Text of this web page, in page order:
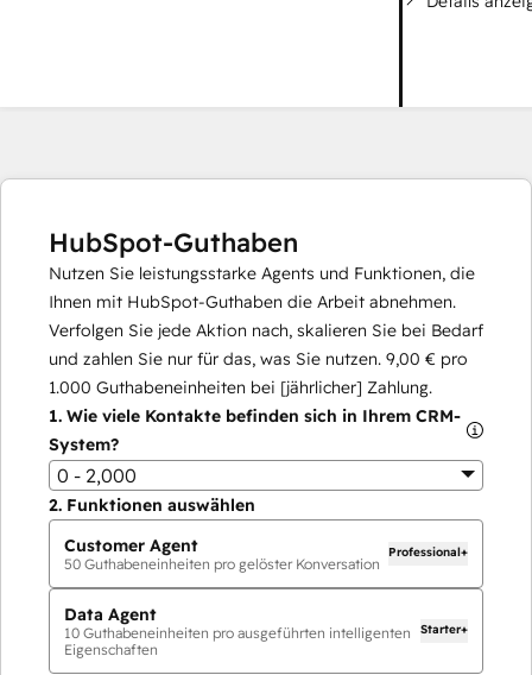
HubSpot-Guthaben
Nutzen Sie leistungsstarke Agents und Funktionen, die
Ihnen mit HubSpot-Guthaben die Arbeit abnehmen.
Verfolgen Sie jede Aktion nach, skalieren Sie bei Bedarf
und zahlen Sie nur für das, was Sie nutzen. 9,00 € pro
1.000 Guthabeneinheiten bei [jährlicher] Zahlung.
1. Wie viele Kontakte befinden sich in Ihrem CRM-
System?
0 - 2,000
2. Funktionen auswählen
Customer Agent
50 Guthabeneinheiten pro gelöster Konversation
Professional+
Data Agent
10 Guthabeneinheiten pro ausgeführten intelligenten
Eigenschaften
Starter+